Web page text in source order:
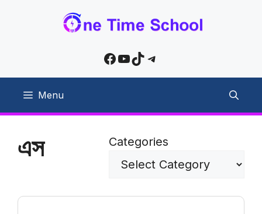
Facebook
YouTube
TikTokTelegram
Menu
এস Categories